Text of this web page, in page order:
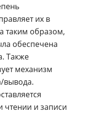
их в
таким образом,
обеспечена
Также
механизм
вывода.
чтении и записи